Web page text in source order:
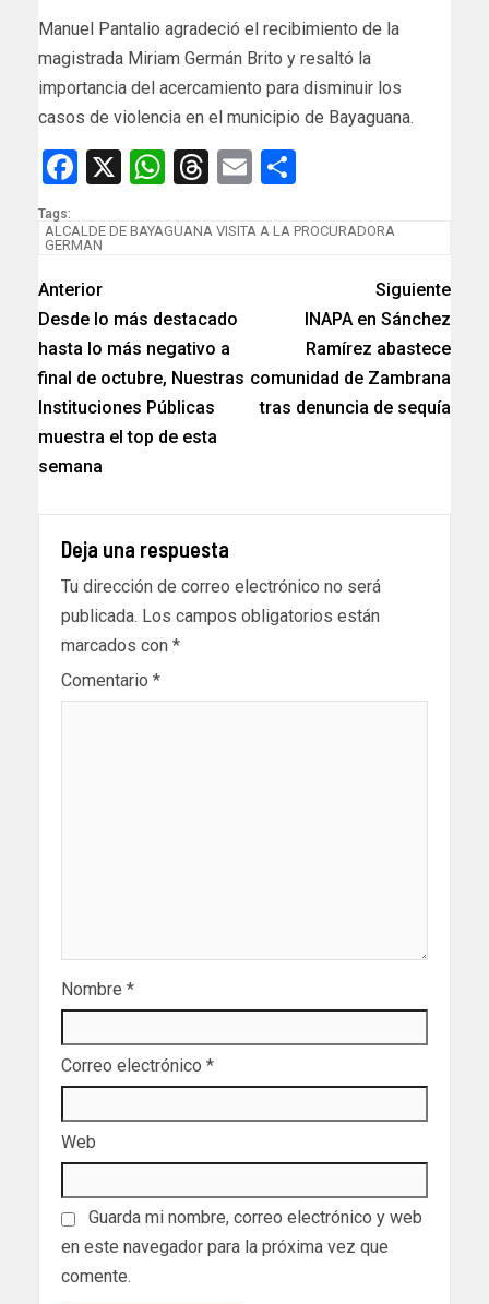
Manuel Pantalio agradeció el recibimiento de la
magistrada Miriam Germán Brito y resaltó la
importancia del acercamiento para disminuir los
casos de violencia en el municipio de Bayaguana.
Facebook
X WhatsApp
Threads
Email
Tags:
ALCALDE DE BAYAGUANA VISITA A LA PROCURADORA
GERMAN
Anterior
Desde lo más destacado
hasta lo más negativo a
final de octubre, Nuestras
Instituciones Públicas
muestra el top de esta
semana
Siguiente
INAPA en Sánchez
Ramírez abastece
comunidad de Zambrana
tras denuncia de sequía
Deja una respuesta
Tu dirección de correo electrónico no será
publicada. Los campos obligatorios están
marcados con *
Comentario *
Nombre *
Correo electrónico *
Web
Guarda mi nombre, correo electrónico y web
en este navegador para la próxima vez que
comente.